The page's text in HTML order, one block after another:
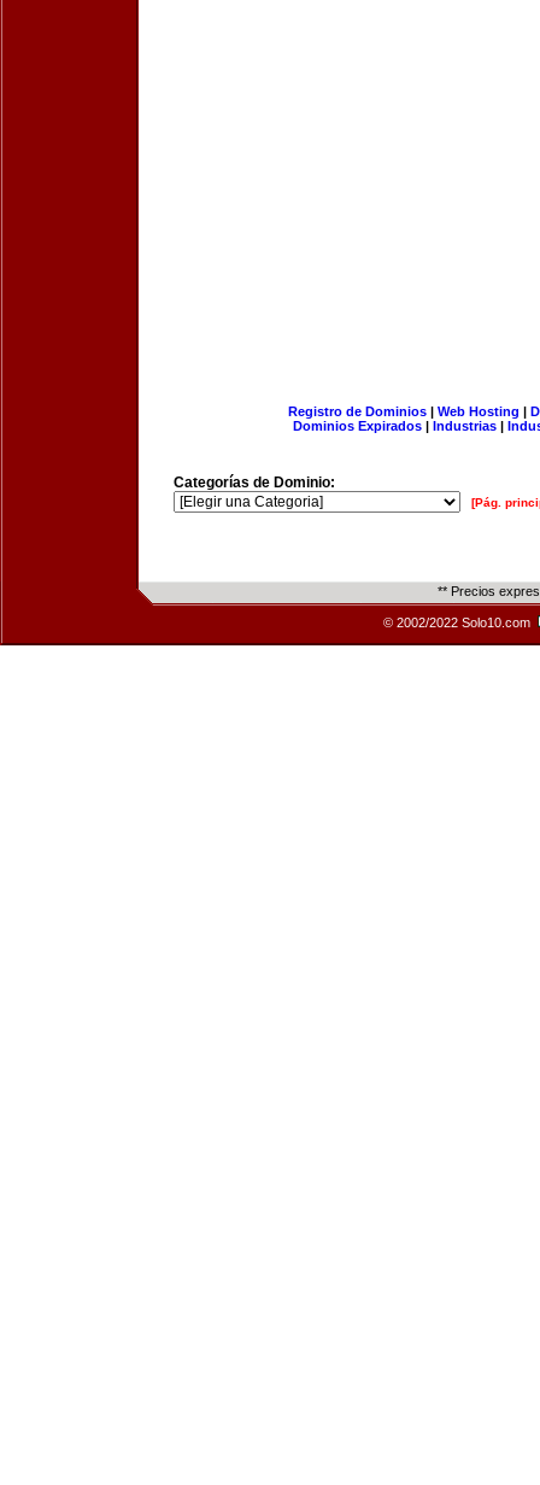
Registro de Dominios| Web Hosting |
Dominios Expirados | Industrias |
Categorías de Dominio:
[Pág.
** Precios
© 2002/2022 Solo10.com